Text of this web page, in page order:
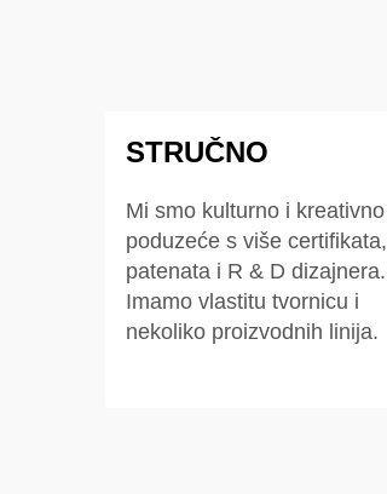
STRUČNO
Mi smo kulturno i kreativno
poduzeće s više certifikata,
patenata i R & D dizajnera.
Imamo vlastitu tvornicu i
nekoliko proizvodnih linija.